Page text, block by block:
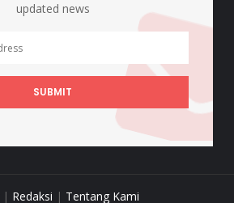
updated news
SUBMIT
| Redaksi | Tentang Kami